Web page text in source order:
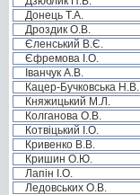
Донець Т.А.
Дроздик О.В.
Єленський В.Є.
Єфремова І.О.
Іванчук А.В.
Кацер-Бучковська Н.В.
Княжицький М.Л.
Колганова О.В.
Котвіцький І.О.
Кривенко В.В.
Кришин О.Ю.
Лапін І.О.
Ледовських О.В.